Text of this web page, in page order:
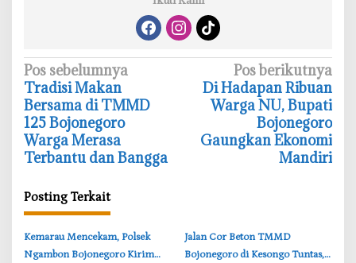
N
a
v
i
g
s
i
p
Pos sebelumnya
Tradisi Makan
Bersama di TMMD
125 Bojonegoro
Warga Merasa
Terbantu dan Bangga
Pos berikutnya
Di Hadapan Ribuan
Warga NU, Bupati
Bojonegoro
Gaungkan Ekonomi
Mandiri
Posting Terkait
‎Kemarau Mencekam, Polsek
Ngambon Bojonegoro Kirim
‎Jalan Cor Beton TMMD
Bojonegoro di Kesongo Tuntas,